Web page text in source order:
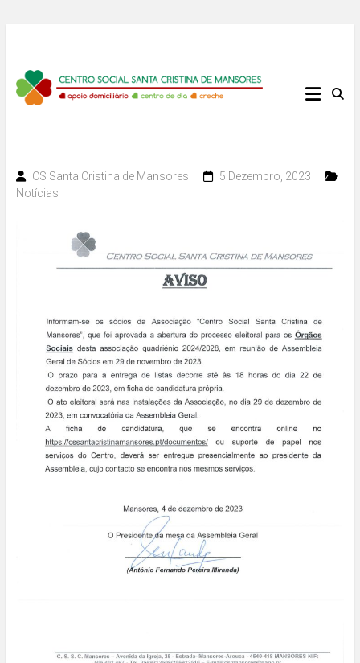
content
Centro
Cristina
Mansores
CS Santa Cristina de Mansores
5 Dezembro, 2023
Notícias